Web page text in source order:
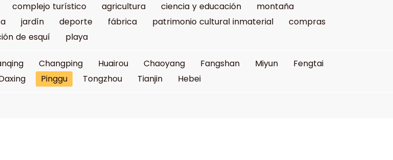
complejo turístico agricultura ciencia y educación
montaña
jardín deporte fábrica patrimonio cultural inmaterial
compras
de esquí playa
Changping Huairou Chaoyang Fangshan Miyun
Fengtai
Pinggu Tongzhou Tianjin Hebei